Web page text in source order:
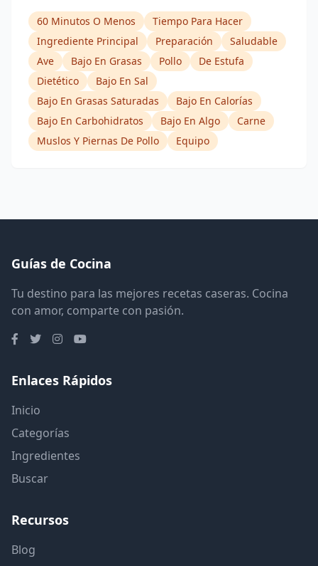
60 Minutos O Menos
Tiempo Para Hacer
Ingrediente Principal
Preparación
Saludable
Ave
Bajo En Grasas Pollo
De Estufa
Dietético
Bajo En Sal
Bajo En Grasas Saturadas
Bajo En Calorías
Bajo En Carbohidratos
Bajo En Algo
Carne
Muslos Y Piernas De Pollo
Equipo
Guías de Cocina
Tu destino para las mejores recetas caseras. Cocina
con amor, comparte con pasión.
Enlaces Rápidos
Inicio
Categorías
Ingredientes
Buscar
Recursos
Blog